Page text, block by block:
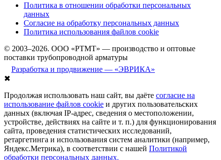
Политика в отношении обработки персональных
данных
Согласие на обработку персональных данных
Политика использования файлов cookie
© 2003–2026. ООО «РТМТ» — производство и оптовые
поставки трубопроводной арматуры
Разработка и продвижение — «ЭВРИКА»
✖
Продолжая использовать наш сайт, вы даёте согласие на
использование файлов cookie и других пользовательских
данных (включая IP-адрес, сведения о местоположении,
устройстве, действиях на сайте и т. п.) для функционирования
сайта, проведения статистических исследований,
ретаргетинга и использования систем аналитики (например,
Яндекс.Метрика), в соответствии с нашей Политикой
обработки персональных данных.